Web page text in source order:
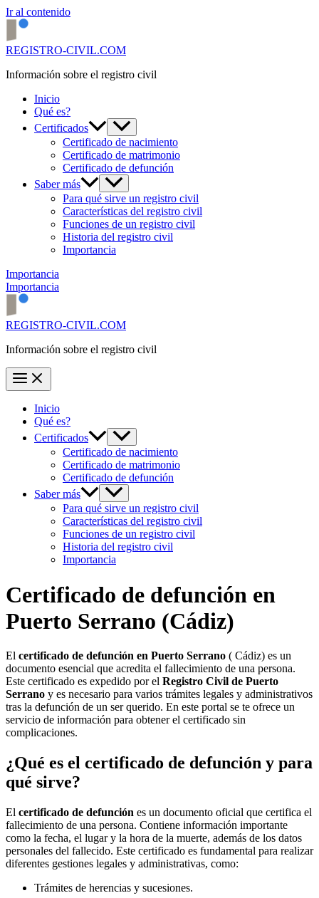
Ir al contenido
REGISTRO-CIVIL.COM
Información sobre el registro civil
Inicio
Qué es?
Certificados
Certificado de nacimiento
Certificado de matrimonio
Certificado de defunción
Saber más
Para qué sirve un registro civil
Características del registro civil
Funciones de un registro civil
Historia del registro civil
Importancia
Importancia
Importancia
REGISTRO-CIVIL.COM
Información sobre el registro civil
Inicio
Qué es?
Certificados
Certificado de nacimiento
Certificado de matrimonio
Certificado de defunción
Saber más
Para qué sirve un registro civil
Características del registro civil
Funciones de un registro civil
Historia del registro civil
Importancia
Certificado de defunción en
Puerto Serrano (Cádiz)
El certificado de defunción en Puerto Serrano ( Cádiz) es un
documento esencial que acredita el fallecimiento de una persona.
Este certificado es expedido por el Registro Civil de Puerto
Serrano y es necesario para varios trámites legales y administrativos
tras la defunción de un ser querido. En este portal se te ofrece un
servicio de información para obtener el certificado sin
complicaciones.
¿Qué es el certificado de defunción y para
qué sirve?
El certificado de defunción es un documento oficial que certifica el
fallecimiento de una persona. Contiene información importante
como la fecha, el lugar y la hora de la muerte, además de los datos
personales del fallecido. Este certificado es fundamental para realizar
diferentes gestiones legales y administrativas, como:
Trámites de herencias y sucesiones.